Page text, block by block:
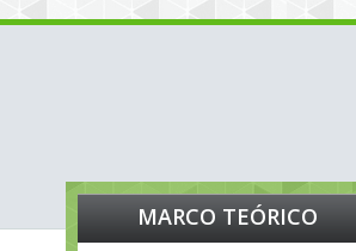
MARCO TEÓRICO